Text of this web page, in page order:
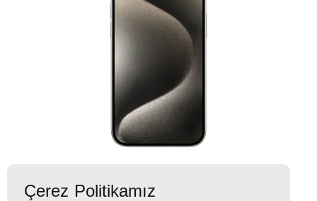
Çerez Politikamız